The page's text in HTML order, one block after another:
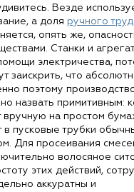
Везде
а доля ручного
опять же,
Станки и
электричества,
заискрить, что
поэтому
назвать примитивным:
вручную на простом
в пусковые трубки
Для просеивания
волосяное
этих действий,
аккуратны и